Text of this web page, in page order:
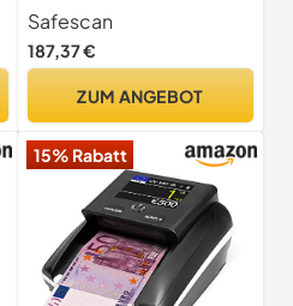
Geldzählmaschine
Safescan
187,37 €
ZUM ANGEBOT
15% Rabatt